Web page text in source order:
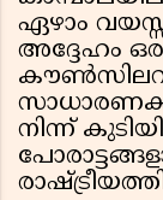
ഏഴാം
അദ്ദേഹം
നിന്ന്